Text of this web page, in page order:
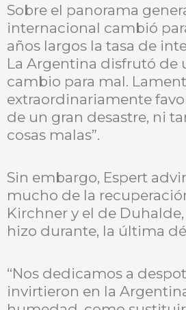
Sobre el panorama
internacional cambió
años largos la tasa de
La Argentina disfrutó de
cambio para mal.
extraordinariamente
de un gran desastre, ni
cosas malas”.
Sin embargo, Espert
mucho de la
Kirchner y el de
hizo durante, la última
“Nos dedicamos a
invirtieron en la